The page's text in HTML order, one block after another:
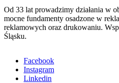
Od 33 lat prowadzimy działania w
mocne fundamenty osadzone w
reklamowych oraz drukowaniu.
Śląsku.
Facebook
Instagram
Linkedin